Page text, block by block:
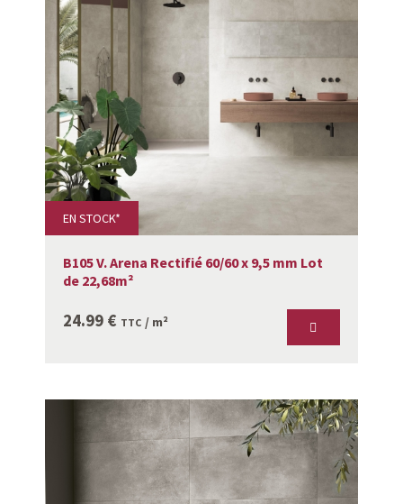
EN STOCK*
B105 V. Arena Rectifié 60/60 x 9,5 mm Lot
de 22,68m²
24.99 € TTC / m²